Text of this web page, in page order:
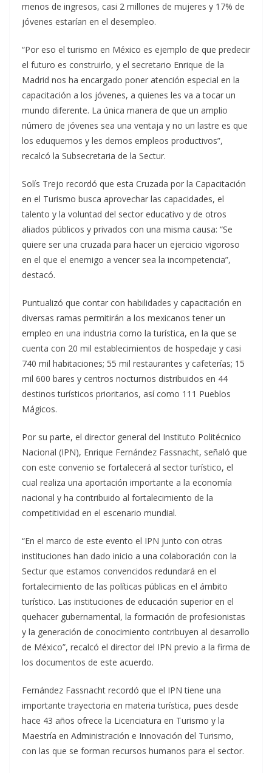
menos de ingresos, casi 2 millones de mujeres y 17% de
jóvenes estarían en el desempleo.
“Por eso el turismo en México es ejemplo de que predecir
el futuro es construirlo, y el secretario Enrique de la
Madrid nos ha encargado poner atención especial en la
capacitación a los jóvenes, a quienes les va a tocar un
mundo diferente. La única manera de que un amplio
número de jóvenes sea una ventaja y no un lastre es que
los eduquemos y les demos empleos productivos”,
recalcó la Subsecretaria de la Sectur.
Solís Trejo recordó que esta Cruzada por la Capacitación
en el Turismo busca aprovechar las capacidades, el
talento y la voluntad del sector educativo y de otros
aliados públicos y privados con una misma causa: “Se
quiere ser una cruzada para hacer un ejercicio vigoroso
en el que el enemigo a vencer sea la incompetencia”,
destacó.
Puntualizó que contar con habilidades y capacitación en
diversas ramas permitirán a los mexicanos tener un
empleo en una industria como la turística, en la que se
cuenta con 20 mil establecimientos de hospedaje y casi
740 mil habitaciones; 55 mil restaurantes y cafeterías; 15
mil 600 bares y centros nocturnos distribuidos en 44
destinos turísticos prioritarios, así como 111 Pueblos
Mágicos.
Por su parte, el director general del Instituto Politécnico
Nacional (IPN), Enrique Fernández Fassnacht, señaló que
con este convenio se fortalecerá al sector turístico, el
cual realiza una aportación importante a la economía
nacional y ha contribuido al fortalecimiento de la
competitividad en el escenario mundial.
“En el marco de este evento el IPN junto con otras
instituciones han dado inicio a una colaboración con la
Sectur que estamos convencidos redundará en el
fortalecimiento de las políticas públicas en el ámbito
turístico. Las instituciones de educación superior en el
quehacer gubernamental, la formación de profesionistas
y la generación de conocimiento contribuyen al desarrollo
de México”, recalcó el director del IPN previo a la firma de
los documentos de este acuerdo.
Fernández Fassnacht recordó que el IPN tiene una
importante trayectoria en materia turística, pues desde
hace 43 años ofrece la Licenciatura en Turismo y la
Maestría en Administración e Innovación del Turismo,
con las que se forman recursos humanos para el sector.